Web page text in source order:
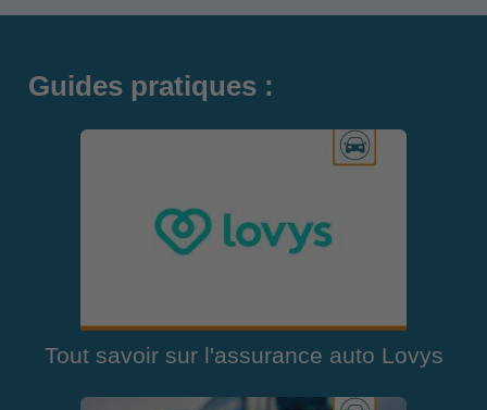
Guides pratiques :
Tout savoir sur l'assurance auto Lovys